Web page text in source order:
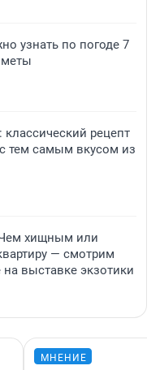
узнать по погоде 7
рецепт
тем самым вкусом из
хищным или
— смотрим
выставке экзотики
МНЕНИЕ